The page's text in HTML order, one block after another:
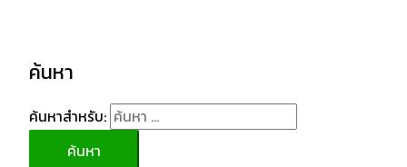
ค้นหา
ค้นหาสำหรับ: